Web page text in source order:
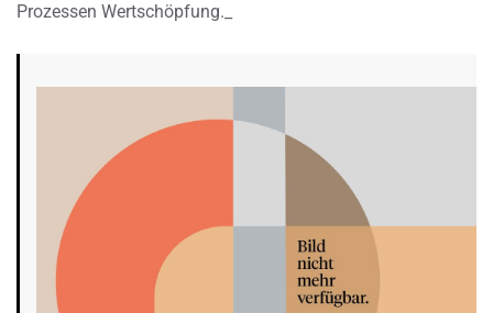
Prozessen Wertschöpfung._